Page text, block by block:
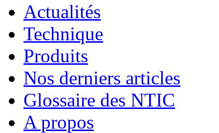
Actualités
Technique
Produits
Nos derniers articles
Glossaire des NTIC
A propos